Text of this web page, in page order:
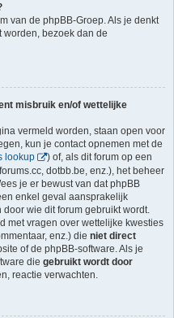
van de phpBB-Groep. Als je denkt
bezoek dan de
misbruik en/of wettelijke
vermeld worden, staan open voor
kun je contact opnemen met de
lookup
) of, als dit forum op een
dotbb.be, enz.), het beheer
je er bewust van dat phpBB
enkel geval aansprakelijk
wie dit forum gebruikt wordt.
met vragen over wettelijke kwesties
enz.) die niet direct
of de phpBB-software. Als je
die gebruikt wordt door
reactie verwachten.